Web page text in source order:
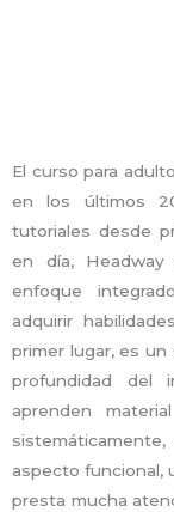
El curso para
en los últimos
tutoriales desde
en día,
enfoque
adquirir
primer lugar, es
profundidad del
aprenden
aspecto funcional,
presta mucha